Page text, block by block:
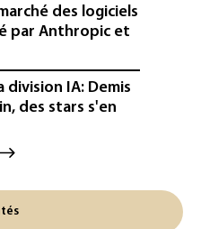
des logiciels
par Anthropic et
division IA: Demis
des stars s'en